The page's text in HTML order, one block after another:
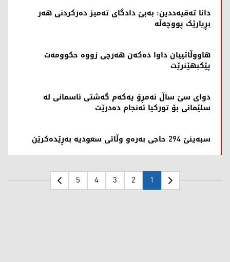
دانا تەقیەددین: بەبێ دادگای تەمیز دەرکردنی هەر
بڕیارێک پووچەڵە
هاووڵاتییان داوا دەکەن هەرچی زووە حکوومەت
پێکبهێنرێت
دوای سێ ساڵ ئەمڕۆ یەکەم گەشتی ئاسمانی لە
سلێمانی بۆ تورکیا ئەنجام دەدرێت
سبەینێ 294 حاجی بەرەو وڵاتی سعودیە بەڕێدەکرێن
1
2
3
4
5